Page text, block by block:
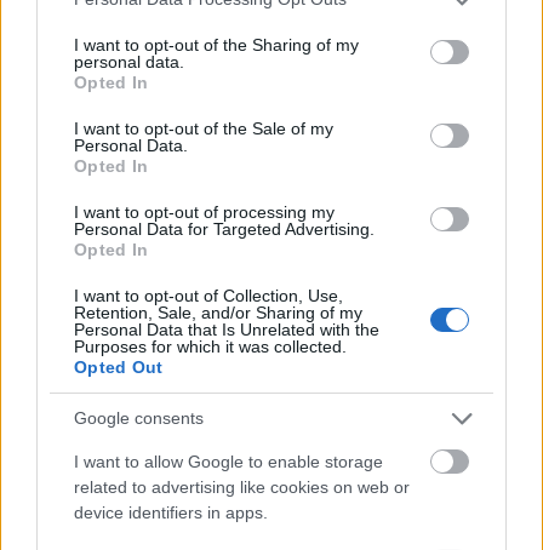
not limited to your visit or usage behaviour. You may click to
grant or deny consent to Google and its third-party tags to
use your data for below specified purposes in below Google
consent section.
I want to opt-out of the Sharing of my
personal data.
Opted In
I want to opt-out of the Sale of my
Personal Data.
Opted In
I want to opt-out of processing my
Personal Data for Targeted Advertising.
Opted In
I want to opt-out of Collection, Use,
Retention, Sale, and/or Sharing of my
Personal Data that Is Unrelated with the
Purposes for which it was collected.
Opted Out
Google consents
I want to allow Google to enable storage
related to advertising like cookies on web or
device identifiers in apps.
χώρους. Κάθε πρωί, κοιτάζεις τη μαγεία της φύσης και
νιώθεις ευγνωμοσύνη. Έχουμε μόνο μία ζωή, πρέπει να
την αξιοποιήσουμε στο έπακρο».